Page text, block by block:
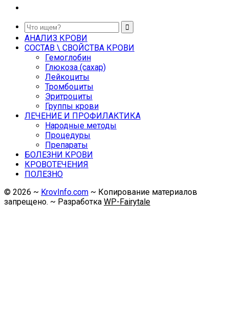
АНАЛИЗ КРОВИ
СОСТАВ \ СВОЙСТВА КРОВИ
Гемоглобин
Глюкоза (сахар)
Лейкоциты
Тромбоциты
Эритроциты
Группы крови
ЛЕЧЕНИЕ И ПРОФИЛАКТИКА
Народные методы
Процедуры
Препараты
БОЛЕЗНИ КРОВИ
КРОВОТЕЧЕНИЯ
ПОЛЕЗНО
© 2026 ~ KrovInfo.com ~ Копирование материалов
запрещено. ~ Разработка WP-Fairytale